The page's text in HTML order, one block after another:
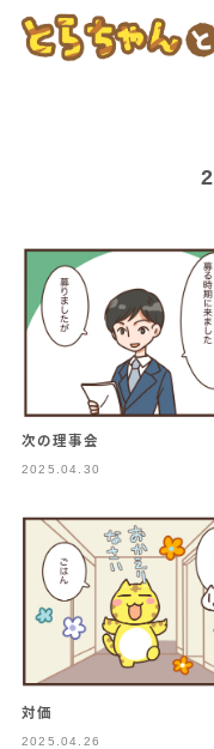
次の理事会
2025.04.30
対価
2025.04.26